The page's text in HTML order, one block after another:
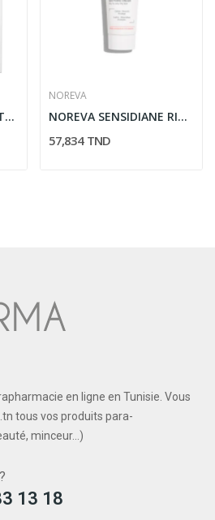
CERAVE CREME HYDRATANTE VISAGE PNS 52 ML
NOREVA
NOREVA SENSIDIANE RICHE CREME APAISANTE PEAUX...
57,834 TND
en ligne en Tunisie. Vous
tous vos produits para-
minceur...)
13 18